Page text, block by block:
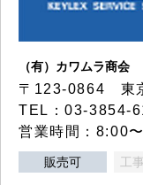
（有）カワムラ商会
〒123-0864 東
TEL：03-3854-
営業時間：8:00
販売可 工